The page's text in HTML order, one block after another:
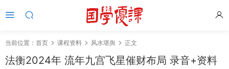
当前位置： 首页 课程资料 风水堪舆 正文
法衡2024年 流年九宫飞星催财布局 录音+资料